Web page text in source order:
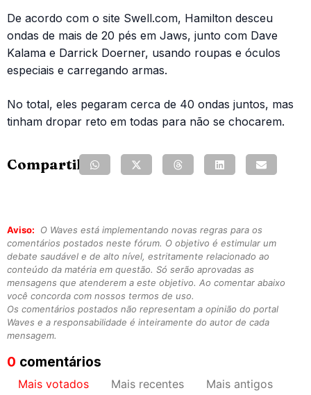
De acordo com o site Swell.com, Hamilton desceu
ondas de mais de 20 pés em Jaws, junto com Dave
Kalama e Darrick Doerner, usando roupas e óculos
especiais e carregando armas.
No total, eles pegaram cerca de 40 ondas juntos, mas
tinham dropar reto em todas para não se chocarem.
Compartilhe:
Aviso:
O Waves está implementando novas regras para os
comentários postados neste fórum. O objetivo é estimular um
debate saudável e de alto nível, estritamente relacionado ao
conteúdo da matéria em questão. Só serão aprovadas as
mensagens que atenderem a este objetivo. Ao comentar abaixo
você concorda com nossos termos de uso.
Os comentários postados não representam a opinião do portal
Waves e a responsabilidade é inteiramente do autor de cada
mensagem.
0 comentários
Mais votados Mais recentes Mais antigos